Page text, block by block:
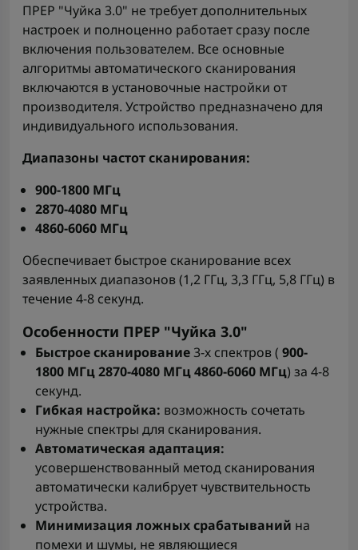
ПРЕР "Чуйка 3.0" не требует дополнительных
настроек и полноценно работает сразу после
включения пользователем. Все основные
алгоритмы автоматического сканирования
включаются в установочные настройки от
производителя. Устройство предназначено для
индивидуального использования.
Диапазоны частот сканирования:
900-1800 МГц
2870-4080 МГц
4860-6060 МГц
Обеспечивает быстрое сканирование всех
заявленных диапазонов (1,2 ГГц, 3,3 ГГц, 5,8 ГГц) в
течение 4-8 секунд.
Особенности ПРЕР "Чуйка 3.0"
Быстрое сканирование3-х спектров ( 900-
1800 МГц 2870-4080 МГц 4860-6060 МГц) за 4-8
секунд.
Гибкая настройка: возможность сочетать
нужные спектры для сканирования.
Автоматическая адаптация:
усовершенствованный метод сканирования
автоматически калибрует чувствительность
устройства.
Минимизация ложных срабатываний на
помехи и шумы, не являющиеся